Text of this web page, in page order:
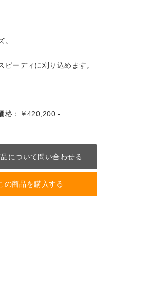
。
ピーディに刈り込めます。
格：￥420,200.-
について問い合わせる
の商品を購入する